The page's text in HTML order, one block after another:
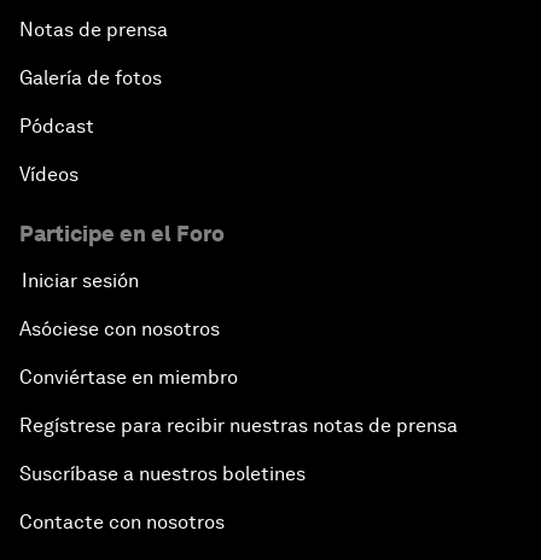
Notas de prensa
Galería de fotos
Pódcast
Vídeos
Participe en el Foro
Iniciar sesión
Asóciese con nosotros
Conviértase en miembro
Regístrese para recibir nuestras notas de prensa
Suscríbase a nuestros boletines
Contacte con nosotros